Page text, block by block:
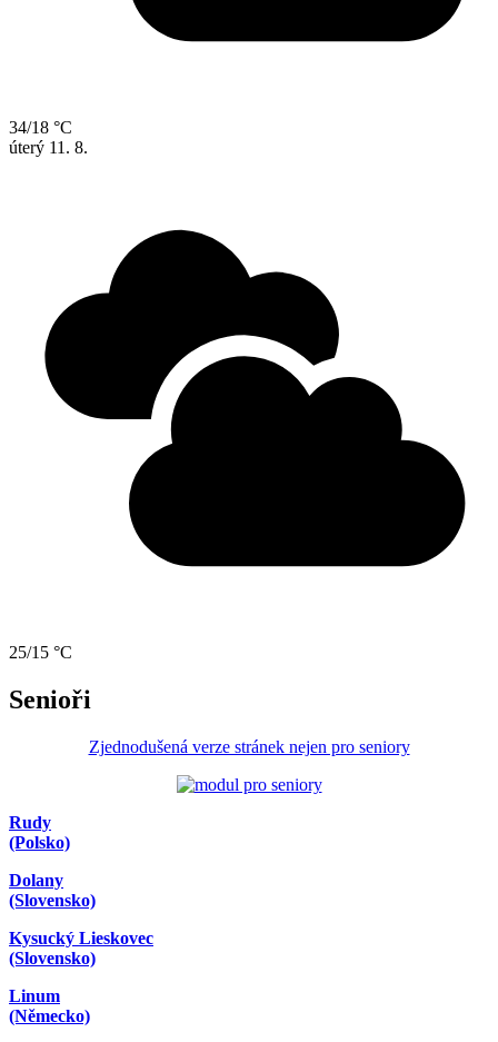
34/18 °C
úterý 11. 8.
25/15 °C
Senioři
Zjednodušená verze stránek nejen pro seniory
Rudy
(Polsko)
Dolany
(Slovensko)
Kysucký Lieskovec
(Slovensko)
Linum
(Německo)